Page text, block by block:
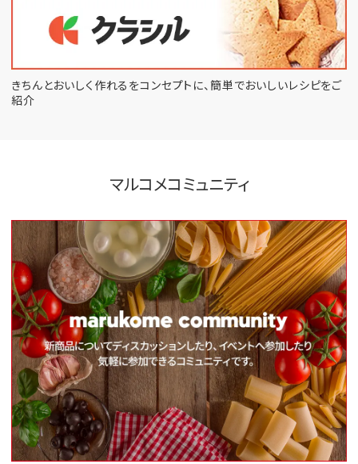
きちんとおいしく作れるをコンセプトに、簡単でおいしいレシピをご
紹介
マルコメコミュニティ